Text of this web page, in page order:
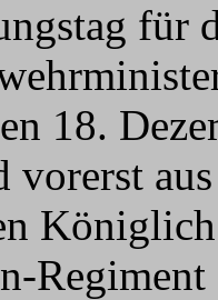
für
18.
vorerst